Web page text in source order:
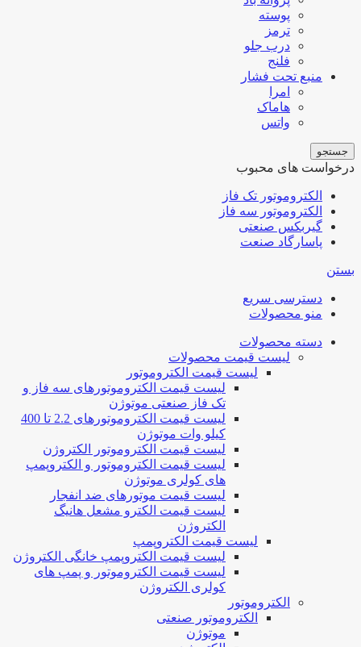
پوسته
ترمز
درب جلو
فلنج
منبع تحت فشار
امرا
هاماک
واتس
جستجو
درخواست های محبوب
الکتروموتور تک فاز
الکتروموتور سه فاز
گیربکس صنعتی
پاسارگاد صنعت
بستن
دسترسی سریع
منو محصولات
دسته محصولات
لیست قیمت محصولات
لیست قیمت الکتروموتور
لیست قیمت الکتروموتورهای سه فاز و
تک فاز صنعتی موتوژن
لیست قیمت الکتروموتورهای 2.2 تا 400
کیلو وات موتوژن
لیست قیمت الکتروموتور الکتروژن
لیست قیمت الکتروموتور و الکتروپمپ
های کولری موتوژن
لیست قیمت موتورهای ضد انفجار
لیست قیمت الکترو مشعل هانیگ
الکتروژن
لیست قیمت الکتروپمپ
لیست قیمت الکتروپمپ خانگی الکتروژن
لیست قیمت الکتروموتور و پمپ های
کولری الکتروژن
الکتروموتور
الکتروموتور صنعتی
موتوژن